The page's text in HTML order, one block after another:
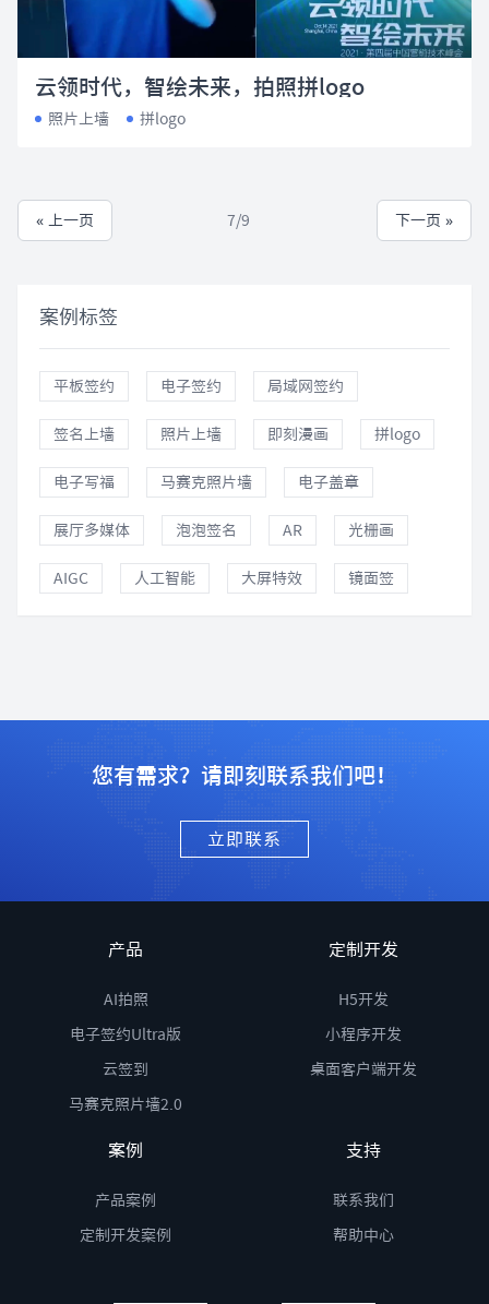
云领时代，智绘未来，拍照拼logo
照片上墙 拼logo
« 上一页 7/9 下一页 »
案例标签
平板签约 电子签约 局域网签约
签名上墙 照片上墙 即刻漫画 拼logo
电子写福 马赛克照片墙 电子盖章
展厅多媒体 泡泡签名 AR 光栅画
AIGC 人工智能 大屏特效 镜面签
您有需求？请即刻联系我们吧！
立即联系
产品
AI拍照
电子签约Ultra版
云签到
马赛克照片墙2.0
定制开发
H5开发
小程序开发
桌面客户端开发
案例
产品案例
定制开发案例
支持
联系我们
帮助中心